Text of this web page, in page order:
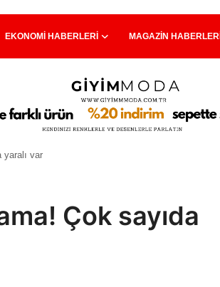
EKONOMI HABERLERI MAGAZIN HABERLERI
yaralı var
Çok sayıda